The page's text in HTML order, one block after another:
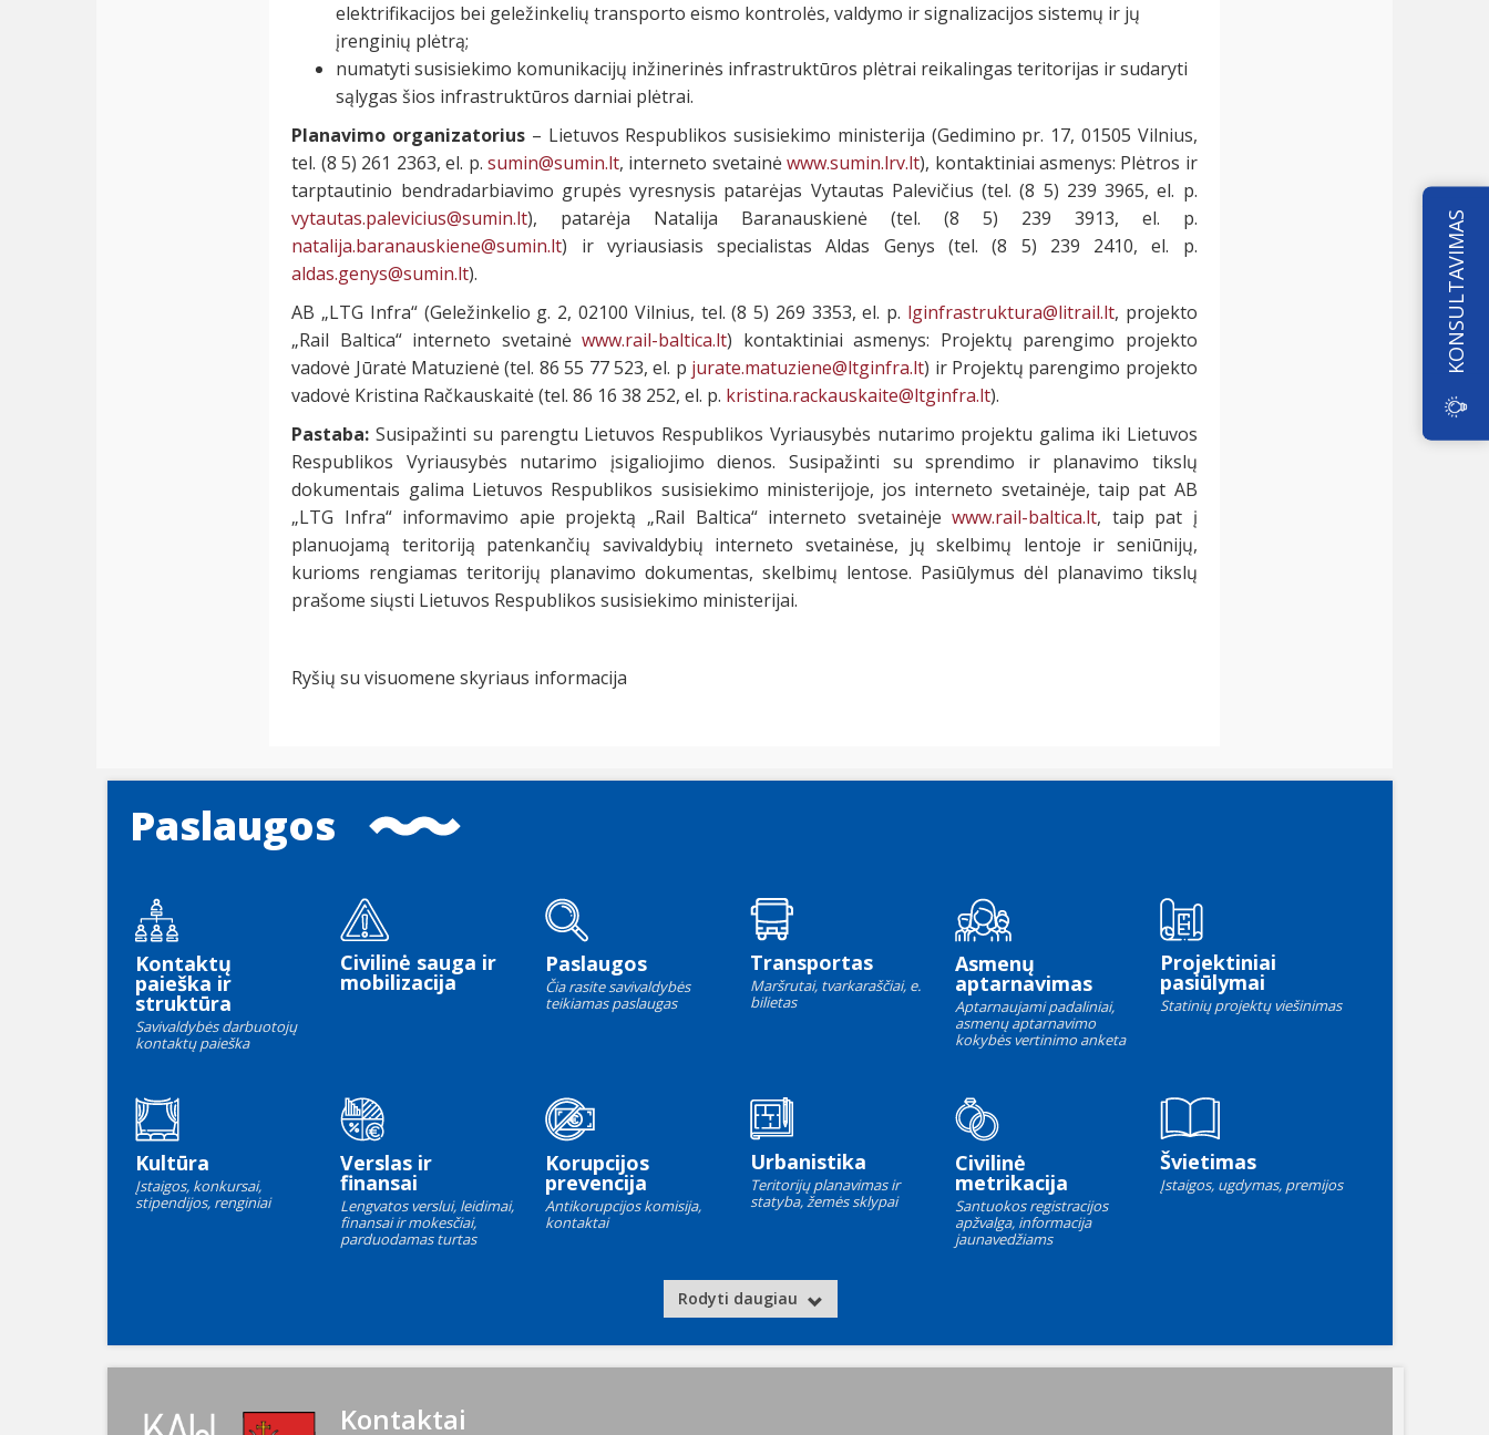
elektrifikacijos bei geležinkelių transporto eismo kontrolės, valdymo ir signalizacijos sistemų ir jų
įrenginių plėtrą;
numatyti susisiekimo komunikacijų inžinerinės infrastruktūros plėtrai reikalingas teritorijas ir sudaryti
sąlygas šios infrastruktūros darniai plėtrai.
Planavimo organizatorius – Lietuvos Respublikos susisiekimo ministerija (Gedimino pr. 17, 01505 Vilnius,
tel. (8 5) 261 2363, el. p. sumin@sumin.lt, interneto svetainėwww.sumin.lrv.lt), kontaktiniai asmenys: Plėtros ir
tarptautinio bendradarbiavimo grupės vyresnysis patarėjas Vytautas Palevičius (tel. (8 5) 239 3965, el. p.
vytautas.palevicius@sumin.lt), patarėja Natalija Baranauskienė (tel. (8 5) 239 3913, el. p.
natalija.baranauskiene@sumin.lt) ir vyriausiasis specialistas Aldas Genys (tel. (8 5) 239 2410, el. p.
aldas.genys@sumin.lt).
AB „LTG Infra“ (Geležinkelio g. 2, 02100 Vilnius, tel. (8 5) 269 3353, el. p. lginfrastruktura@litrail.lt, projekto
„Rail Baltica“ interneto svetainėwww.rail-baltica.lt) kontaktiniai asmenys: Projektų parengimo projekto
vadovė Jūratė Matuzienė (tel. 86 55 77 523, el. p jurate.matuziene@ltginfra.lt) ir Projektų parengimo projekto
vadovė Kristina Račkauskaitė (tel. 86 16 38 252, el. p. kristina.rackauskaite@ltginfra.lt).
Pastaba: Susipažinti su parengtu Lietuvos Respublikos Vyriausybės nutarimo projektu galima iki Lietuvos
Respublikos Vyriausybės nutarimo įsigaliojimo dienos. Susipažinti su sprendimo ir planavimo tikslų
dokumentais galima Lietuvos Respublikos susisiekimo ministerijoje, jos interneto svetainėje, taip pat AB
„LTG Infra“ informavimo apie projektą „Rail Baltica“ interneto svetainėjewww.rail-baltica.lt, taip pat į
planuojamą teritoriją patenkančių savivaldybių interneto svetainėse, jų skelbimų lentoje ir seniūnijų,
kurioms rengiamas teritorijų planavimo dokumentas, skelbimų lentose. Pasiūlymus dėl planavimo tikslų
prašome siųsti Lietuvos Respublikos susisiekimo ministerijai.
Ryšių su visuomene skyriaus informacija
Paslaugos
Kontaktų
paieška ir
struktūra
Savivaldybės darbuotojų
kontaktų paieška
Civilinė sauga ir
mobilizacija
Paslaugos
Čia rasite savivaldybės
teikiamas paslaugas
Transportas
Maršrutai, tvarkaraščiai, e.
bilietas
Asmenų
aptarnavimas
Aptarnaujami padaliniai,
asmenų aptarnavimo
kokybės vertinimo anketa
Projektiniai
pasiūlymai
Statinių projektų viešinimas
Kultūra
Įstaigos, konkursai,
stipendijos, renginiai
Verslas ir
finansai
Lengvatos verslui, leidimai,
finansai ir mokesčiai,
parduodamas turtas
Korupcijos
prevencija
Antikorupcijos komisija,
kontaktai
Urbanistika
Teritorijų planavimas ir
statyba, žemės sklypai
Civilinė
metrikacija
Santuokos registracijos
apžvalga, informacija
jaunavedžiams
Švietimas
Įstaigos, ugdymas, premijos
Rodyti daugiau
Kontaktai
KONSULTAVIMAS